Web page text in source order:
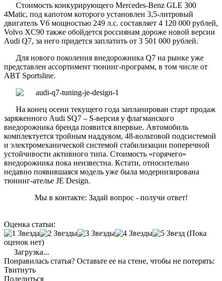
Стоимость конкурирующего Mercedes-Benz GLE 300
4Matic, под капотом которого установлен 3,5-литровый
двигатель V6 мощностью 249 л.с. составляет 4 120 000 рублей,
Volvo XC90 также обойдется россиянам дороже новой версии
Audi Q7, за него придется заплатить от 3 501 000 рублей.
Для нового поколения внедорожника Q7 на рынке уже
представлен ассортимент тюнинг-программ, в том числе от
ABT Sportsline.
На конец осени текущего года запланирован старт продаж
заряженного Audi SQ7 – S-версия у флагманского
внедорожника бренда появится впервые. Автомобиль
комплектуется тройным наддувом, 48-вольтовой подсистемой
и электромеханической системой стабилизации поперечной
устойчивости активного типа. Стоимость «горячего»
внедорожника пока неизвестна. Кстати, относительно
недавно появившаяся модель уже была модернизирована
тюнинг-ателье JE Design.
Мы в контакте: Задай вопрос - получи ответ!
Оценка статьи:
(Пока
оценок нет)
Загрузка...
Понравилась статья? Оставьте ее на стене, чтобы не потерять:
Твитнуть
Поделиться